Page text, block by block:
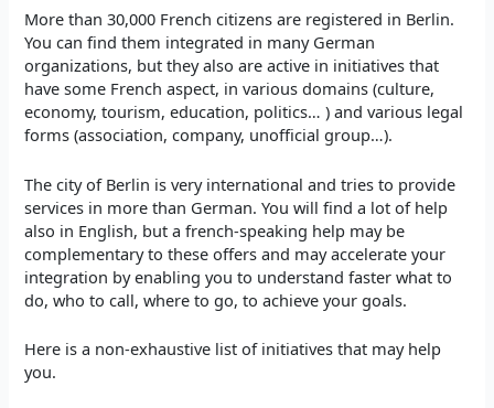
More than 30,000 French citizens are registered in Berlin.
You can find them integrated in many German
organizations, but they also are active in initiatives that
have some French aspect, in various domains (culture,
economy, tourism, education, politics… ) and various legal
forms (association, company, unofficial group…).
The city of Berlin is very international and tries to provide
services in more than German. You will find a lot of help
also in English, but a french-speaking help may be
complementary to these offers and may accelerate your
integration by enabling you to understand faster what to
do, who to call, where to go, to achieve your goals.
Here is a non-exhaustive list of initiatives that may help
you.